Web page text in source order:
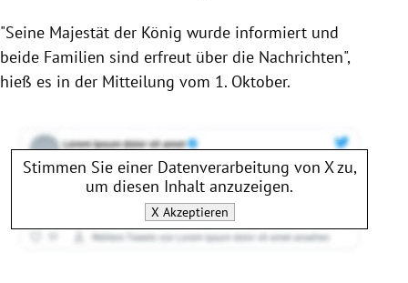
"Seine Majestät der König wurde informiert und
beide Familien sind erfreut über die Nachrichten",
hieß es in der Mitteilung vom 1. Oktober.
Stimmen Sie einer Datenverarbeitung von Xzu,
um diesen Inhalt anzuzeigen.
X Akzeptieren